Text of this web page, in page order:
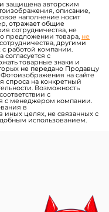
защищена авторским
описание,
наполнение носит
отражает общие
сотрудничества, не
предложении товара, не
другими
с работой компании.
с
товарные знаки и
не передано Продавцу
на сайте
спроса на конкретный
Возможность
с
с менеджером компании.
в
иных целях, не связанных с
использованием.